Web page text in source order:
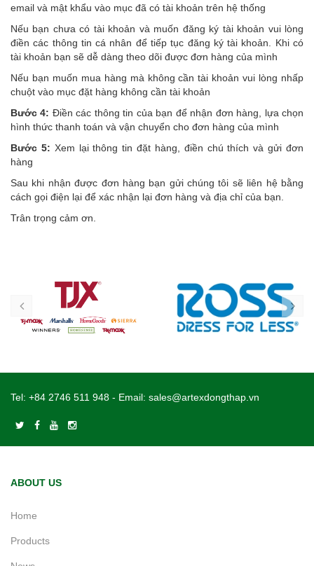
email và mật khẩu vào mục đã có tài khoản trên hệ thống
Nếu bạn chưa có tài khoản và muốn đăng ký tài khoản vui lòng
điền các thông tin cá nhân để tiếp tục đăng ký tài khoản. Khi có
tài khoản bạn sẽ dễ dàng theo dõi được đơn hàng của mình
Nếu bạn muốn mua hàng mà không cần tài khoản vui lòng nhấp
chuột vào mục đặt hàng không cần tài khoản
Bước 4: Điền các thông tin của bạn để nhận đơn hàng, lựa chọn
hình thức thanh toán và vận chuyển cho đơn hàng của mình
Bước 5: Xem lại thông tin đặt hàng, điền chú thích và gửi đơn
hàng
Sau khi nhận được đơn hàng bạn gửi chúng tôi sẽ liên hệ bằng
cách gọi điện lại để xác nhận lại đơn hàng và địa chỉ của bạn.
Trân trọng cảm ơn.
Tel: +84 2746 511 948 - Email: sales@artexdongthap.vn
ABOUT US
Home
Products